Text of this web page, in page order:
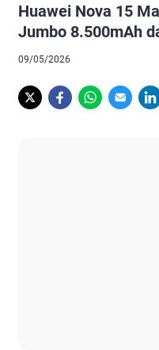
Huawei Nova 15
Jumbo 8.500mAh
09/05/2026